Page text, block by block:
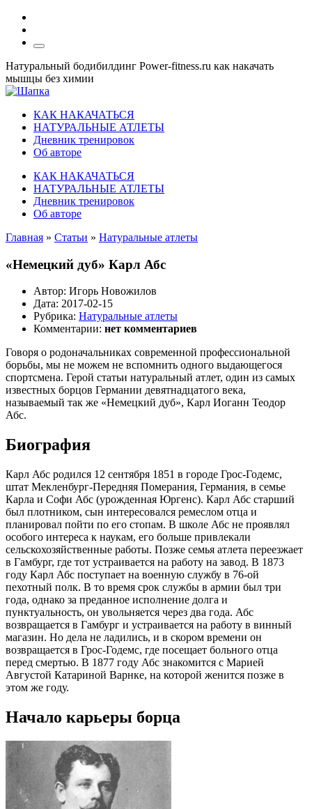
Натуральный бодибилдинг Power-fitness.ru как накачать
мышцы без химии
КАК НАКАЧАТЬСЯ
НАТУРАЛЬНЫЕ АТЛЕТЫ
Дневник тренировок
Об авторе
КАК НАКАЧАТЬСЯ
НАТУРАЛЬНЫЕ АТЛЕТЫ
Дневник тренировок
Об авторе
Главная » Статьи » Натуральные атлеты
«Немецкий дуб» Карл Абс
Автор: Игорь Новожилов
Дата: 2017-02-15
Рубрика: Натуральные атлеты
Комментарии: нет комментариев
Говоря о родоначальниках современной профессиональной
борьбы, мы не можем не вспомнить одного выдающегося
спортсмена. Герой статьи натуральный атлет, один из самых
известных борцов Германии девятнадцатого века,
называемый так же «Немецкий дуб», Карл Иоганн Теодор
Абс.
Биография
Карл Абс родился 12 сентября 1851 в городе Грос-Годемс,
штат Мекленбург-Передняя Померания, Германия, в семье
Карла и Софи Абс (урожденная Юргенс). Карл Абс старший
был плотником, сын интересовался ремеслом отца и
планировал пойти по его стопам. В школе Абс не проявлял
особого интереса к наукам, его больше привлекали
сельскохозяйственные работы. Позже семья атлета переезжает
в Гамбург, где тот устраивается на работу на завод. В 1873
году Карл Абс поступает на военную службу в 76-ой
пехотный полк. В то время срок службы в армии был три
года, однако за преданное исполнение долга и
пунктуальность, он увольняется через два года. Абс
возвращается в Гамбург и устраивается на работу в винный
магазин. Но дела не ладились, и в скором времени он
возвращается в Грос-Годемс, где посещает больного отца
перед смертью. В 1877 году Абс знакомится с Марией
Августой Катариной Варнке, на которой женится позже в
этом же году.
Начало карьеры борца